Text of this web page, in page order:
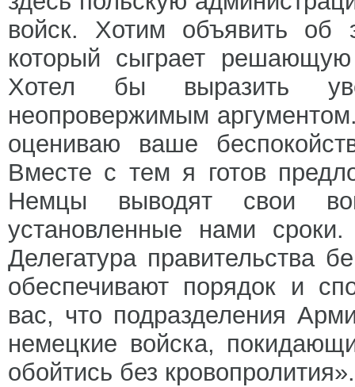
войск. Хотим объявить
который сыграет
Хотел бы выразить
неопровержимым
оцениваю ваше
Вместе с тем я готов
Немцы выводят свои
установленные нами
Делегатура правительства
обеспечивают порядок и
вас, что подразделения
немецкие войска,
обойтись без кровопролития».